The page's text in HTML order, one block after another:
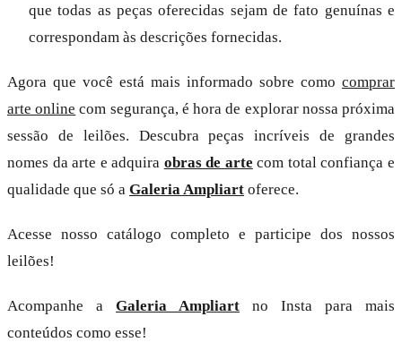
que todas as peças oferecidas sejam de fato genuínas e
correspondam às descrições fornecidas.
Agora que você está mais informado sobre como comprar
arte online com segurança, é hora de explorar nossa próxima
sessão de leilões. Descubra peças incríveis de grandes
nomes da arte e adquira obras de arte com total confiança e
qualidade que só a Galeria Ampliart oferece.
Acesse nosso catálogo completo e participe dos nossos
leilões!
Acompanhe a Galeria Ampliart no Insta para mais
conteúdos como esse!